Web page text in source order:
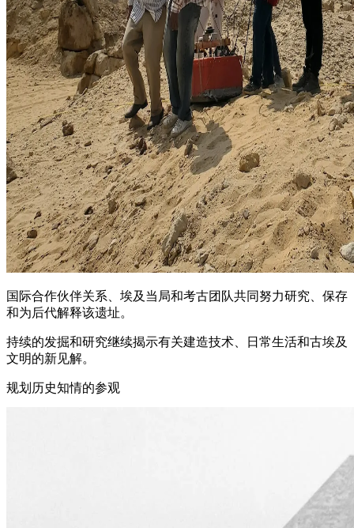
国际合作伙伴关系、埃及当局和考古团队共同努力研究、保存
和为后代解释该遗址。
持续的发掘和研究继续揭示有关建造技术、日常生活和古埃及
文明的新见解。
规划历史知情的参观